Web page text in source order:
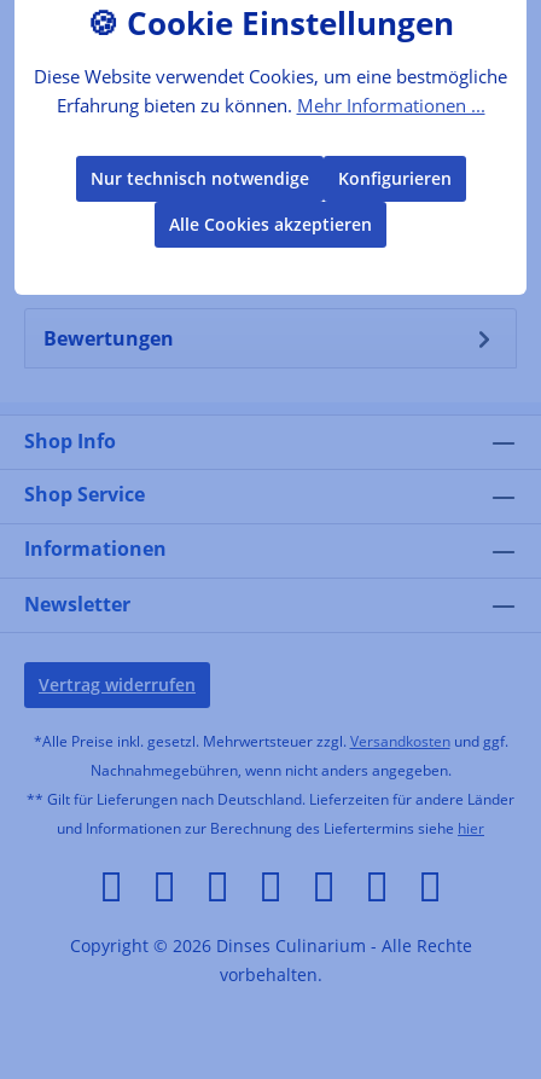
Brotaufstrich oder mit Waffeln, mit Crêpes...Auch
Verkehrsbezeichnung: Milchaufstrich Zutaten:
frische VollMILCH (61%), Zucker,
MagerMILCHpulver 0% Fett (8,4%) Hergestellt in…
Bewertungen
Shop Info
Shop Service
Informationen
Newsletter
Vertrag widerrufen
*Alle Preise inkl. gesetzl. Mehrwertsteuer zzgl. Versandkostenund ggf.
Nachnahmegebühren, wenn nicht anders angegeben.
** Gilt für Lieferungen nach Deutschland. Lieferzeiten für andere Länder
und Informationen zur Berechnung des Liefertermins siehe hier
Copyright © 2026 Dinses Culinarium - Alle Rechte
vorbehalten.
Diese Website verwendet Cookies, um eine bestmögliche
Erfahrung bieten zu können. Mehr Informationen ...
Nur technisch notwendige
Konfigurieren
Alle Cookies akzeptieren